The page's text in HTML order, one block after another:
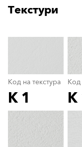
Текстури
Код на текстура
K 1
Код
Код на текстура